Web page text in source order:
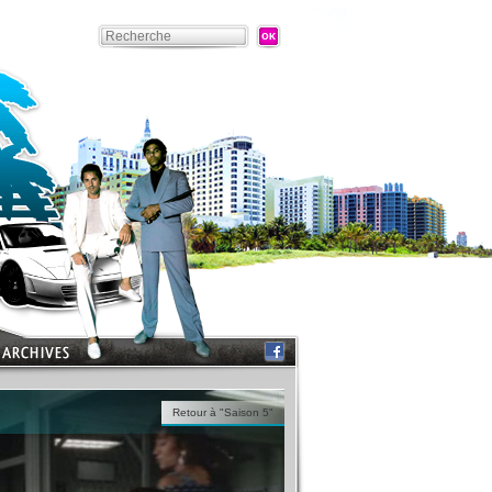
Retour à "Saison 5"